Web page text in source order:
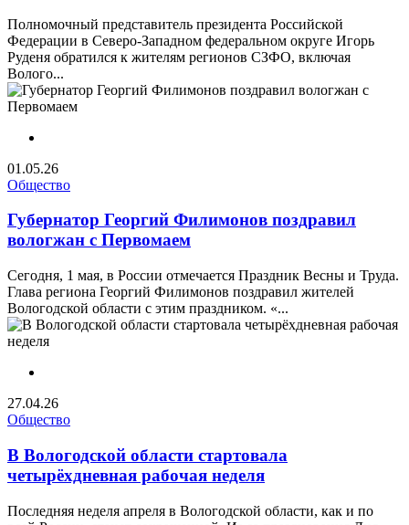
Полномочный представитель президента Российской
Федерации в Северо-Западном федеральном округе Игорь
Руденя обратился к жителям регионов СЗФО, включая
Волого...
01.05.26
Общество
Губернатор Георгий Филимонов поздравил
вологжан с Первомаем
Сегодня, 1 мая, в России отмечается Праздник Весны и Труда.
Глава региона Георгий Филимонов поздравил жителей
Вологодской области с этим праздником. «...
27.04.26
Общество
В Вологодской области стартовала
четырёхдневная рабочая неделя
Последняя неделя апреля в Вологодской области, как и по